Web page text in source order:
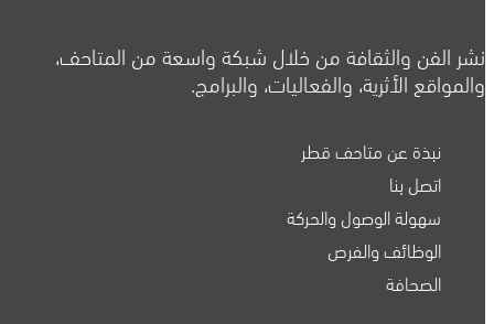
نشر الفن والثقافة من خلال شبكة واسعة من المتاحف،
والمواقع الأثرية، والفعاليات، والبرامج.
نبذة عن متاحف قطر
اتصل بنا
سهولة الوصول والحركة
الوظائف والفرص
الصحافة